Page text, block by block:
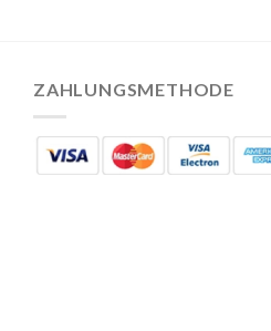
ZAHLUNGSMETHODE